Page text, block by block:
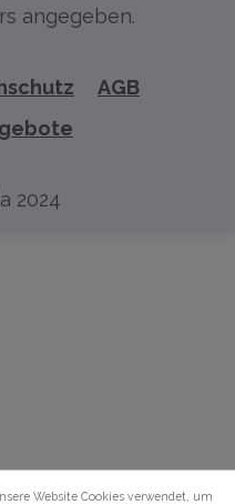
angegeben.
AGB
2024
Website Cookies verwendet, um